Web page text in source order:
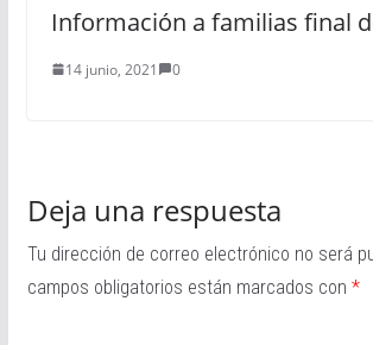
Información a familias final
14 junio, 2021 0
Deja una respuesta
Tu dirección de correo electrónico no será
campos obligatorios están marcados con *